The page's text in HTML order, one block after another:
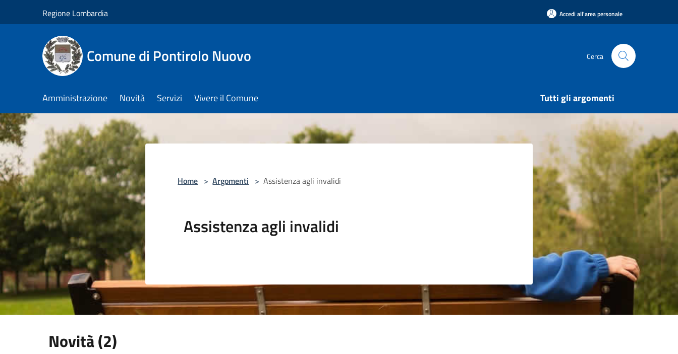
Regione Lombardia Accedi all'area personale
Comune di Pontirolo Nuovo Cerca
Amministrazione Novità Servizi Vivere il Comune Tutti gli argomenti
Home > Argomenti > Assistenza agli invalidi
Assistenza agli invalidi
Novità (2)